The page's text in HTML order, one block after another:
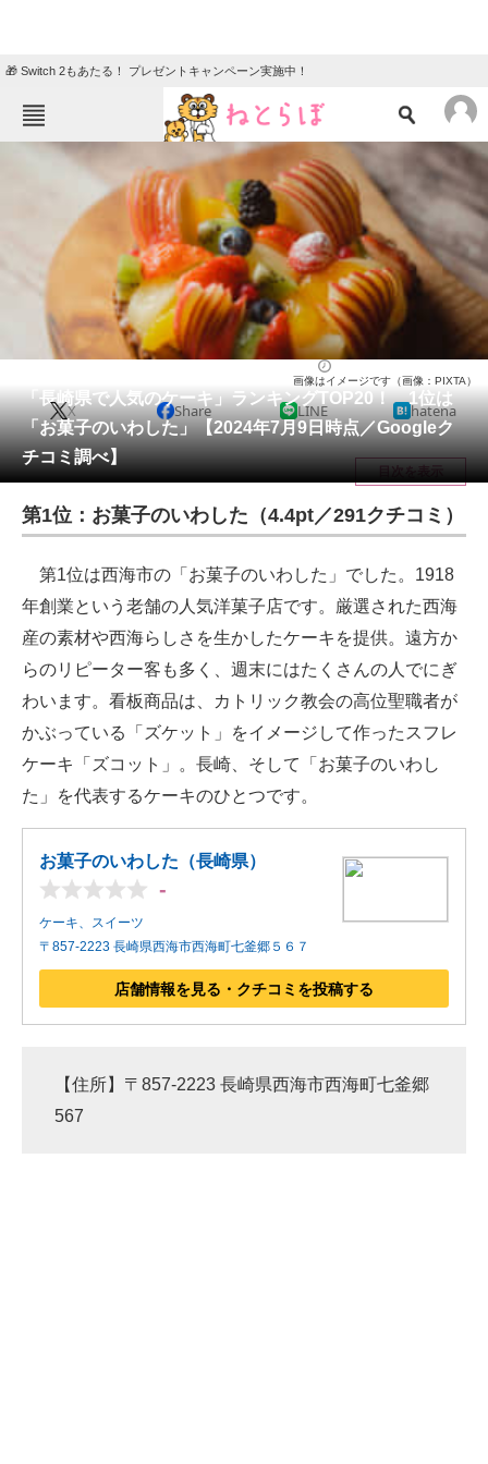
🎁 Switch 2もあたる！ プレゼントキャンペーン実施中！
ねとらぼメニュー
ニュース
クイズ
グルメ 地域
教育・育児
リサーチ
会員記事
メディア
注目記事を集めた総合ページ
ITの今と未来を見通す
スマホと通信の最新トレンド
進化するPCとデバイスの未来
好きが集まる 比べて選べる
ビジネスと働き方のヒント
AI活用のいまが分かる
経営リーダーのコミュニティ
ITエンジニア向け専門サイト
企業向けIT製品の総合サイト
製造業のIT導入・活用を支援
「長崎県で人気のケーキ」ランキングTOP20！ 1位は
「お菓子のいわした」【2024年7月9日時点／Googleク
チコミ調べ】
画像はイメージです（画像：PIXTA）
X Share LINE hatena
目次を表示
第1位：お菓子のいわした（4.4pt／291クチコミ）
第1位は西海市の「お菓子のいわした」でした。1918
年創業という老舗の人気洋菓子店です。厳選された西海
産の素材や西海らしさを生かしたケーキを提供。遠方か
らのリピーター客も多く、週末にはたくさんの人でにぎ
わいます。看板商品は、カトリック教会の高位聖職者が
かぶっている「ズケット」をイメージして作ったスフレ
ケーキ「ズコット」。長崎、そして「お菓子のいわし
た」を代表するケーキのひとつです。
お菓子のいわした（長崎県）
-
ケーキ、スイーツ
〒857-2223 長崎県西海市西海町七釜郷５６７
店舗情報を見る・クチコミを投稿する
【住所】〒857-2223 長崎県西海市西海町七釜郷
567